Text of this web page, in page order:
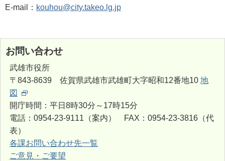
E-mail： kouhou@city.takeo.lg.jp
お問い合わせ
武雄市役所
〒843-8639 佐賀県武雄市武雄町大字昭和12番地10 地
図
開庁時間：平日8時30分～17時15分
電話：0954-23-9111（案内） FAX：0954-23-3816（代
表）
各課お問い合わせ先一覧
ご意見・ご要望